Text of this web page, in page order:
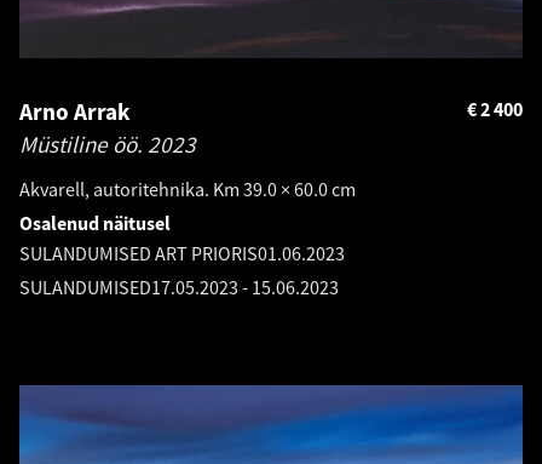
Arno Arrak
Müstiline öö. 2023
Akvarell, autoritehnika. Km 39.0 × 60.0 cm
2 400
€
Osalenud näitusel
SULANDUMISED ART PRIORIS01.06.2023
SULANDUMISED17.05.2023 - 15.06.2023